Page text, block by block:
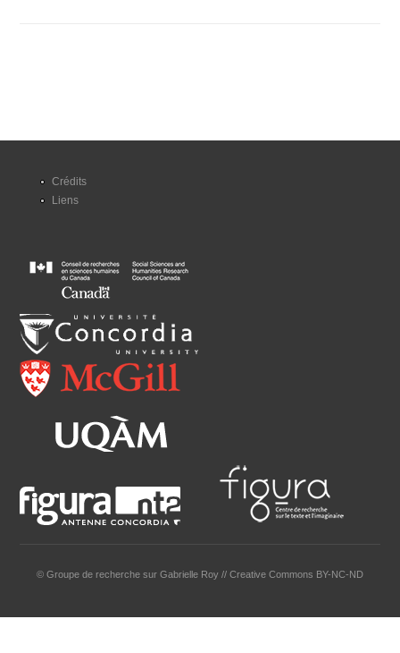
Crédits
Liens
© Groupe de recherche sur Gabrielle Roy // Creative Commons BY-NC-ND